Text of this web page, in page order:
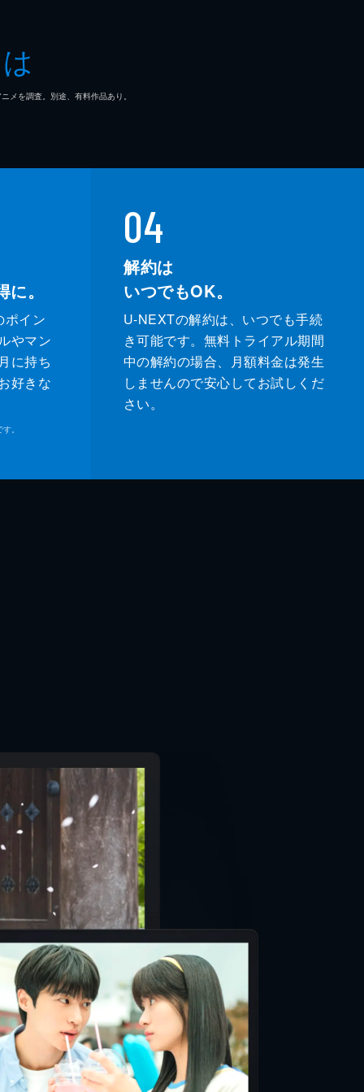
を調査。別途、有料作品あり。
。
ポイン
やマン
に持ち
好きな
。
04
解約は
いつでもOK。
U-NEXTの解約は、いつでも手続
き可能です。無料トライアル期間
中の解約の場合、月額料金は発生
しませんので安心してお試しくだ
さい。